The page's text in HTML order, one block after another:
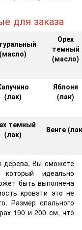
для заказа
(масло)
Орех
темный
(масло)
(лак)
Яблоня
(лак)
темный
(лак)
Венге
дерева, Вы сможете
идеально
быть выполнена
кровати это не
Размер спального
190 и 200 см, что